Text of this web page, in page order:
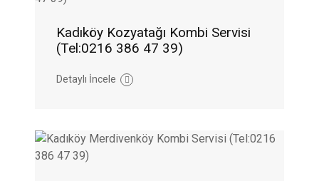
Kadıköy Kozyatağı Kombi Servisi
(Tel:0216 386 47 39)
Detaylı İncele